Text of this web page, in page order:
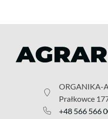
ORGANIKA-
Prałkowce
+48 566 566